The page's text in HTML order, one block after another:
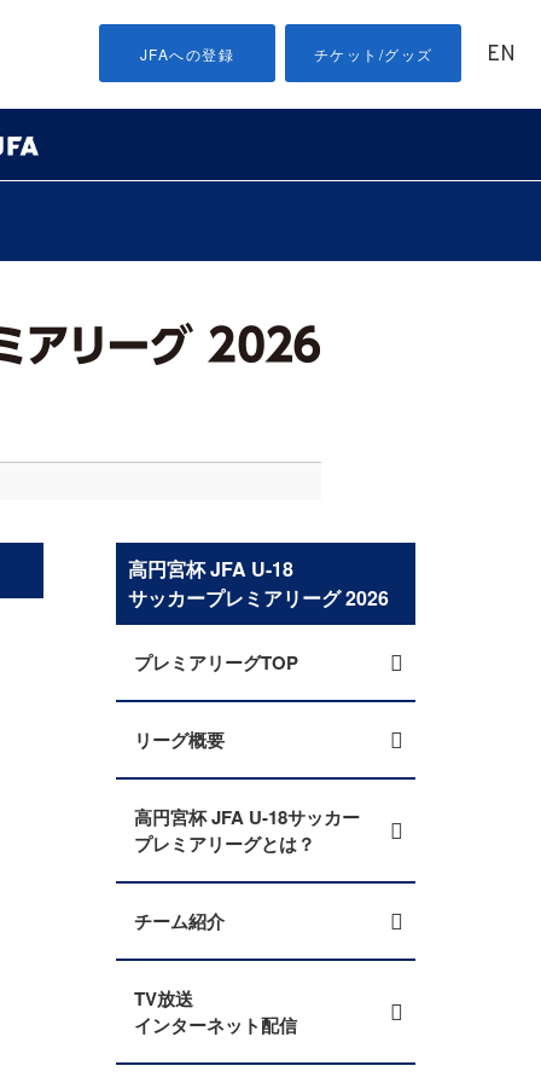
JFAへの登録 チケット/グッズ EN
高円宮杯 JFA U-18
サッカープレミアリーグ 2026
プレミアリーグTOP
リーグ概要
高円宮杯 JFA U-18サッカー
プレミアリーグとは？
チーム紹介
TV放送
インターネット配信